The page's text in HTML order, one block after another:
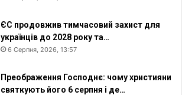
ЄС продовжив тимчасовий захист для
українців до 2028 року та…
6 Серпня, 2026, 13:57
Преображення Господнє: чому християни
святкують його 6 серпня і де…